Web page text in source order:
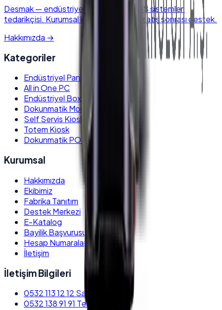
Desmak— endüstriyel elektronik & POS sistemleri
tedarikçisi. Kurumsal kalite, hızlı kargo, satış sonrası destek.
Hakkımızda →
Kategoriler
Endüstriyel Panel PC
All in One PC
Endüstriyel Box PC
Dokunmatik Monitör
Self Servis Kiosk
Totem Kiosk
Dokunmatik POS PC
Kurumsal
Hakkımızda
Ekibimiz
Fabrika Tanıtım
Destek Merkezi
E-Katalog
Bayilik Başvurusu
Hesap Numaraları
İletişim
İletişim Bilgileri
0532 113 12 12 Satış Destek
0532 138 91 91 Teknik Destek